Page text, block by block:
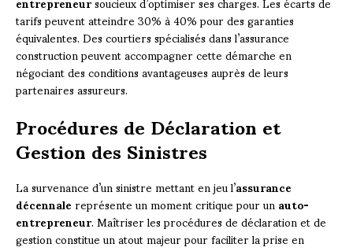
tarifs peuvent atteindre 30% à 40% pour des garanties
équivalentes. Des courtiers spécialisés dans l’assurance
construction peuvent accompagner cette démarche en
négociant des conditions avantageuses auprès de leurs
partenaires assureurs.
Procédures de Déclaration et
Gestion des Sinistres
La survenance d’un sinistre mettant en jeu l’assurance
décennalereprésente un moment critique pour unauto-
entrepreneur. Maîtriser les procédures de déclaration et de
gestion constitue un atout majeur pour faciliter la prise en